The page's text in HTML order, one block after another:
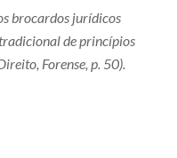
brocardos jurídicos
de princípios
Forense, p. 50).